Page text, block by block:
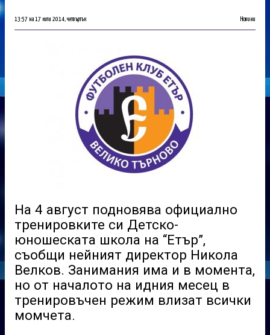
13:57 на 17 юли 2014, четвъртък Новини
На 4 август подновява официално
тренировките си Детско-
юношеската школа на “Етър”,
съобщи нейният директор Никола
Велков. Занимания има и в момента,
но от началото на идния месец в
тренировъчен режим влизат всички
момчета.